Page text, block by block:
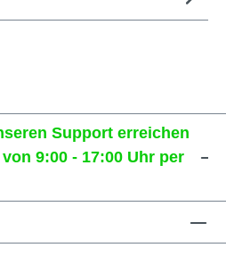
Support erreichen
9:00 - 17:00 Uhr per